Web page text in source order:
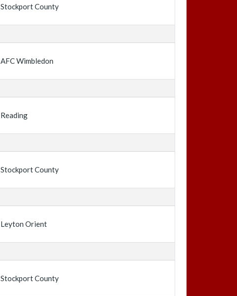
Stockport County
AFC Wimbledon
Reading
Stockport County
Leyton Orient
Stockport County